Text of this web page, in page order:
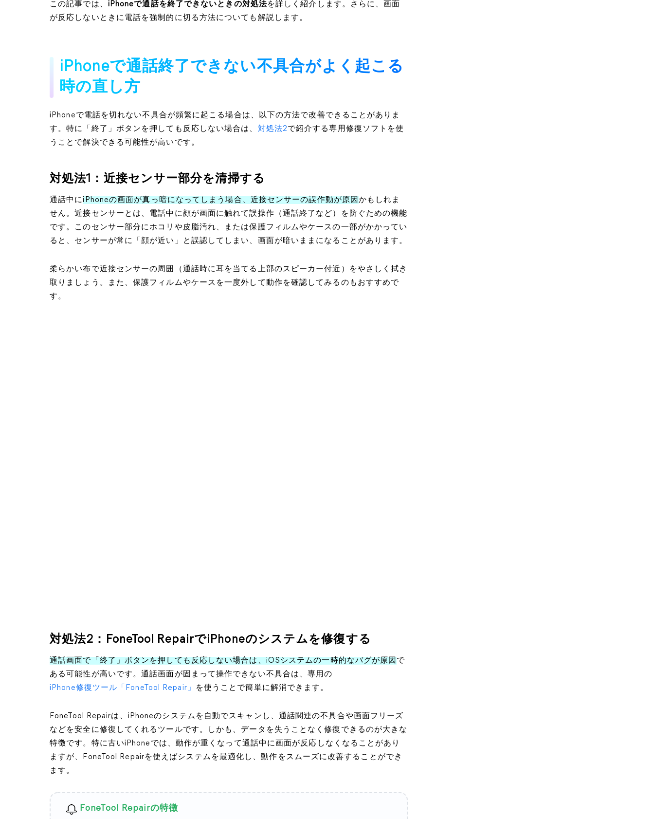
この記事では、 iPhoneで通話を終了できないときの対処法を詳しく紹介します。さらに、画面
が反応しないときに電話を強制的に切る方法についても解説します。
iPhoneで通話終了できない不具合がよく起こる
時の直し方
iPhoneで電話を切れない不具合が頻繁に起こる場合は、以下の方法で改善できることがありま
す。特に「終了」ボタンを押しても反応しない場合は、 対処法2で紹介する専用修復ソフトを使
うことで解決できる可能性が高いです。
対処法1：近接センサー部分を清掃する
通話中にiPhoneの画面が真っ暗になってしまう場合、近接センサーの誤作動が原因かもしれま
せん。近接センサーとは、電話中に顔が画面に触れて誤操作（通話終了など）を防ぐための機能
です。このセンサー部分にホコリや皮脂汚れ、または保護フィルムやケースの一部がかかってい
ると、センサーが常に「顔が近い」と誤認してしまい、画面が暗いままになることがあります。
柔らかい布で近接センサーの周囲（通話時に耳を当てる上部のスピーカー付近）をやさしく拭き
取りましょう。また、保護フィルムやケースを一度外して動作を確認してみるのもおすすめで
す。
対処法2：FoneTool RepairでiPhoneのシステムを修復する
通話画面で「終了」ボタンを押しても反応しない場合は、iOSシステムの一時的なバグが原因 で
ある可能性が高いです。通話画面が固まって操作できない不具合は、専用の
iPhone修復ツール「FoneTool Repair」
を使うことで簡単に解消できます。
FoneTool Repairは、iPhoneのシステムを自動でスキャンし、通話関連の不具合や画面フリーズ
などを安全に修復してくれるツールです。しかも、データを失うことなく修復できるのが大きな
特徴です。特に古いiPhoneでは、動作が重くなって通話中に画面が反応しなくなることがあり
ますが、FoneTool Repairを使えばシステムを最適化し、動作をスムーズに改善することができ
ます。
FoneTool Repairの特徴